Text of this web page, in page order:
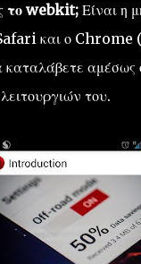
το webkit;Είναι η
και ο Chrome
καταλάβετε αμέσως
του.